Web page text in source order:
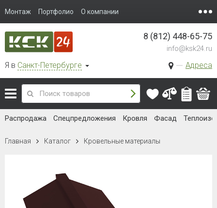
Монтаж Портфолио О компании
Я в Санкт-Петербурге Адреса
8 (812) 448-65-75
info@ksk24.ru
Распродажа Спецпредложения Кровля Фасад
Главная Каталог Кровельные материалы